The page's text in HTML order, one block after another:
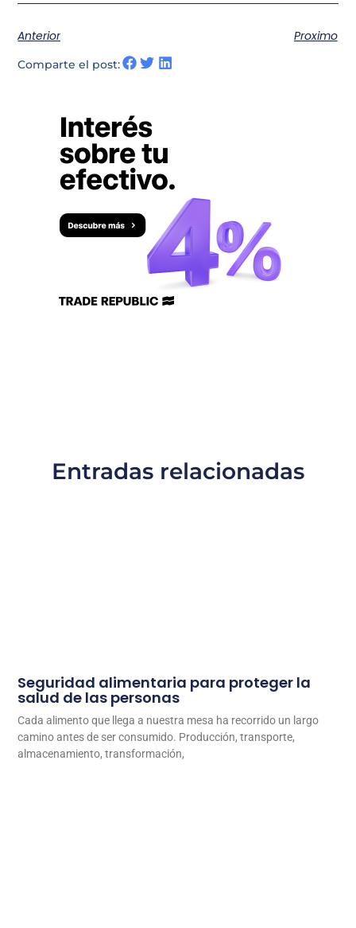
Anterior Proximo
Comparte el post:
Entradas relacionadas
Seguridad alimentaria para proteger la
salud de las personas
Cada alimento que llega a nuestra mesa ha recorrido un largo
camino antes de ser consumido. Producción, transporte,
almacenamiento, transformación,